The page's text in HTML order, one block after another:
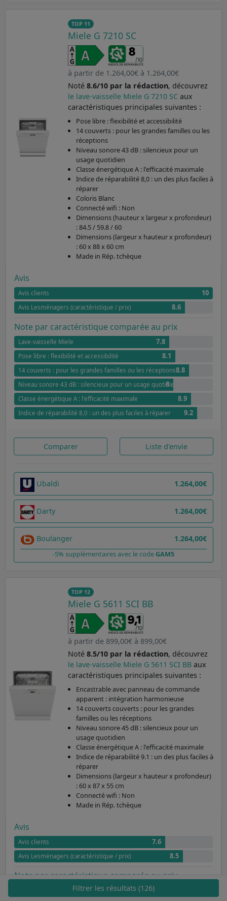
TOP 11
Miele G 7210 SC
à partir de 1.264,00€ à 1.264,00€
Noté 8.6/10 par la rédaction, découvrez
le lave-vaisselle Miele G 7210 SC aux
caractéristiques principales suivantes :
Pose libre : flexibilité et accessibilité
14 couverts : pour les grandes familles ou les
réceptions
Niveau sonore 43 dB : silencieux pour un
usage quotidien
Classe énergétique A : l'efficacité maximale
Indice de réparabilité 8,0 : un des plus faciles à
réparer
Coloris Blanc
Connecté wifi : Non
Dimensions (hauteur x largeur x profondeur)
: 84.5 / 59.8 / 60
Dimensions (largeur x hauteur x profondeur)
: 60 x 88 x 60 cm
Made in Rép. tchèque
Avis
Avis clients 10
Avis Lesménagers (caractéristique / prix) 8.6
Note par caractéristique comparée au prix
Lave-vaisselle Miele 7.8
Pose libre : flexibilité et accessibilité 8.1
14 couverts : pour les grandes familles ou les réceptions8.8
Niveau sonore 43 dB : silencieux pour un usage quotidien
8
Classe énergétique A : l'efficacité maximale 8.9
Indice de réparabilité 8,0 : un des plus faciles à réparer 9.2
Comparer Liste d'envie
Ubaldi 1.264,00€
Darty 1.264,00€
Boulanger 1.264,00€
-5% supplémentaires avec le codeGAM5
TOP 12
Miele G 5611 SCI BB
à partir de 899,00€ à 899,00€
Noté 8.5/10 par la rédaction, découvrez
le lave-vaisselle Miele G 5611 SCI BB aux
caractéristiques principales suivantes :
Encastrable avec panneau de commande
apparent : intégration harmonieuse
14 couverts couverts : pour les grandes
familles ou les réceptions
Niveau sonore 45 dB : silencieux pour un
usage quotidien
Classe énergétique A : l'efficacité maximale
Indice de réparabilité 9.1 : un des plus faciles à
réparer
Dimensions (largeur x hauteur x profondeur)
: 60 x 87 x 55 cm
Connecté wifi : Non
Made in Rép. tchèque
Avis
Avis clients 7.6
Avis Lesménagers (caractéristique / prix) 8.5
Note par caractéristique comparée au prix
Lave-vaisselle MieleFiltrer les résultats (126)